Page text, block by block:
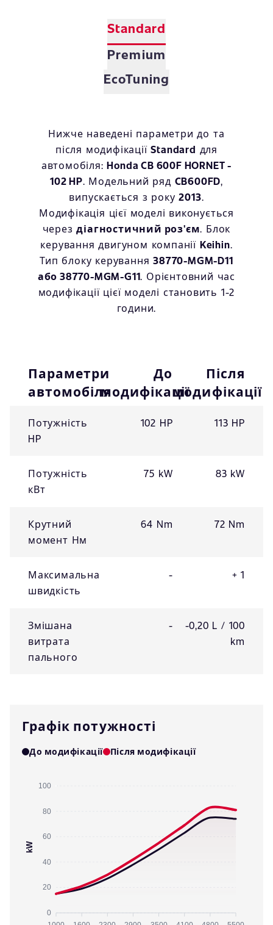
Standard
Premium
EcoTuning
Нижче наведені параметри до та
після модифікаціїStandard для
автомобіля:Honda CB 600F HORNET -
102 HP. Модельний ряд CB600FD,
випускається з року2013.
Модифікація цієї моделі виконується
черездіагностичний роз'єм. Блок
керування двигуном компанії Keihin.
Тип блоку керування38770-MGM-D11
або 38770-MGM-G11. Орієнтовний час
модифікації цієї моделі становить 1-2
години.
Параметри
автомобіля
До
модифікації
Після
модифікації
Потужність
HP
102 HP 113 HP
Потужність
кВт
75 kW 83 kW
Крутний
момент Нм
64 Nm 72 Nm
Максимальна
швидкість
- + 1
Змішана
витрата
пального
-
-0,20 L / 100
km
Графік потужності
До модифікації Після модифікації
100
80
60
40
20
0
kW